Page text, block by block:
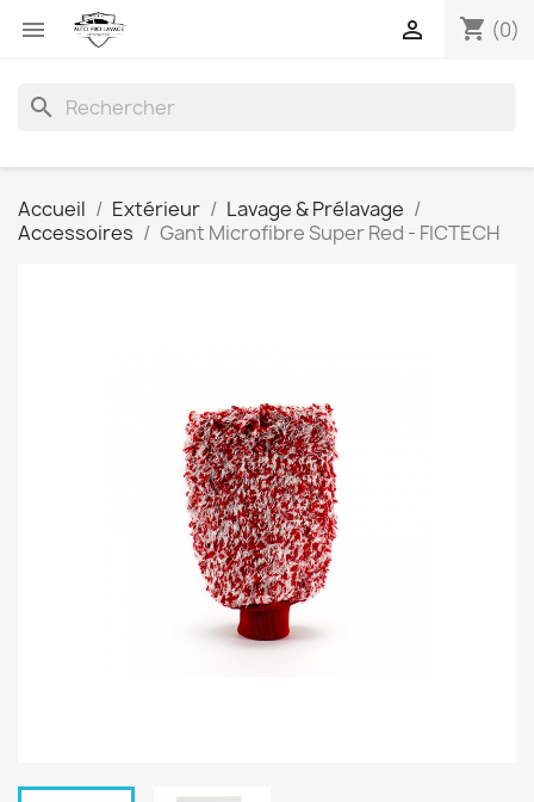
 shopping_cart (0)

search
Accueil Extérieur
Lavage & Prélavage
Accessoires
Gant Microfibre Super Red - FICTECH